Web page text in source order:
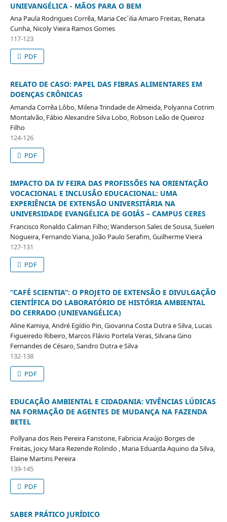
UNIEVANGÉLICA - MÃOS PARA O BEM
Ana Paula Rodrigues Corrêa, Maria Cec´ilia Amaro Freitas, Renata
Cunha, Nicoly Vieira Ramos Gomes
117-123
PDF
RELATO DE CASO: PAPEL DAS FIBRAS ALIMENTARES EM
DOENÇAS CRÔNICAS
Amanda Corrêa Lôbo, Milena Trindade de Almeida, Polyanna Cotrim
Montalvão, Fábio Alexandre Silva Lobo, Robson Leão de Queiroz
Filho
124-126
PDF
IMPACTO DA IV FEIRA DAS PROFISSÕES NA ORIENTAÇÃO
VOCACIONAL E INCLUSÃO EDUCACIONAL: UMA
EXPERIÊNCIA DE EXTENSÃO UNIVERSITÁRIA NA
UNIVERSIDADE EVANGÉLICA DE GOIÁS – CAMPUS CERES
Francisco Ronaldo Caliman Filho; Wanderson Sales de Sousa, Suelen
Nogueira, Fernando Viana, João Paulo Serafim, Guilherme Vieira
127-131
PDF
“CAFÉ SCIENTIA”: O PROJETO DE EXTENSÃO E DIVULGAÇÃO
CIENTÍFICA DO LABORATÓRIO DE HISTÓRIA AMBIENTAL
DO CERRADO (UNIEVANGÉLICA)
Aline Kamiya, André Egídio Pin, Giovanna Costa Dutra e Silva, Lucas
Figueiredo Ribeiro, Marcos Flávio Portela Veras, Silvana Gino
Fernandes de Césaro, Sandro Dutra e Silva
132-138
PDF
EDUCAÇÃO AMBIENTAL E CIDADANIA: VIVÊNCIAS LÚDICAS
NA FORMAÇÃO DE AGENTES DE MUDANÇA NA FAZENDA
BETEL
Pollyana dos Reis Pereira Fanstone, Fabricia Araújo Borges de
Freitas, Joicy Mara Rezende Rolindo , Maria Eduarda Aquino da Silva,
Elaine Martins Pereira
139-145
PDF
SABER PRÁTICO JURÍDICO